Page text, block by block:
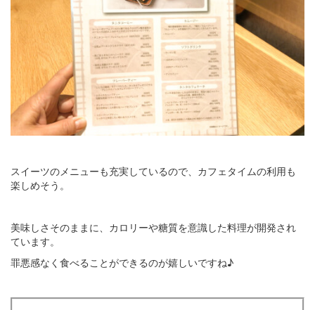
スイーツのメニューも充実しているので、カフェタイムの利用も
楽しめそう。
美味しさそのままに、カロリーや糖質を意識した料理が開発され
ています。
罪悪感なく食べることができるのが嬉しいですね♪